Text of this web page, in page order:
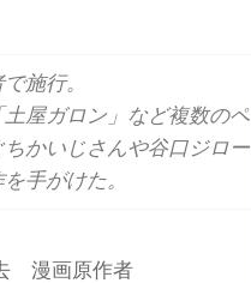
施行。
土屋ガロン」など複数のペ
かいじさんや谷口ジロー
手がけた。
漫画原作者